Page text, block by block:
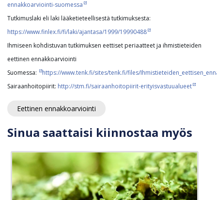
ennakkoarviointi-suomessa
Tutkimuslaki eli laki lääketieteellisestä tutkimuksesta:
https://www.finlex.fi/fi/laki/ajantasa/1999/19990488
Ihmiseen kohdistuvan tutkimuksen eettiset periaatteet ja ihmistieteiden
eettinen ennakkoarviointi
Suomessa:
https://www.tenk.fi/sites/tenk.fi/files/
Sairaanhoitopiirit: http://stm.fi/sairaanhoitopiirit-erityisvastuualueet
Eettinen ennakkoarviointi
Sinua saattaisi kiinnostaa myös